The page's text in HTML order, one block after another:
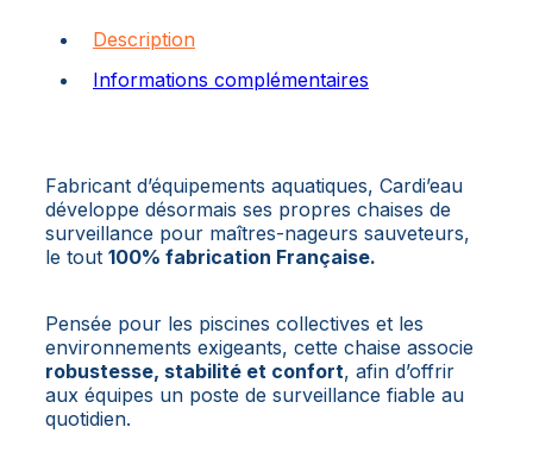
Description
Informations complémentaires
Fabricant d’équipements aquatiques, Cardi’eau
développe désormais ses propres chaises de
surveillance pour maîtres-nageurs sauveteurs,
le tout 100% fabrication Française.
Pensée pour les piscines collectives et les
environnements exigeants, cette chaise associe
robustesse, stabilité et confort, afin d’offrir
aux équipes un poste de surveillance fiable au
quotidien.